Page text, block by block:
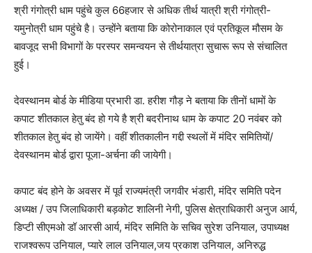
श्री गंगोत्री धाम पहुंचे कुल 66हजार से अधिक तीर्थ यात्री श्री गंगोत्री-
यमुनोत्री धाम पहुंचे है। उन्होंने बताया कि कोरोनाकाल एवं प्रतिकूल मौसम के
बावजूद सभी विभागों के परस्पर समन्वयन से तीर्थयात्रा सुचारू रूप से संचालित
हुई।
देवस्थानम बोर्ड के मीडिया प्रभारी डा. हरीश गौड़ ने बताया कि तीनों धामों के
कपाट शीतकाल हेतु बंद हो गये है श्री बदरीनाथ धाम के कपाट 20 नवंबर को
शीतकाल हेतु बंद हो जायेंगे। वहीं शीतकालीन गद्दी स्थलों में मंदिर समितियों/
देवस्थानम बोर्ड द्वारा पूजा-अर्चना की जायेगी।
कपाट बंद होने के अवसर में पूर्व राज्यमंत्री जगवीर भंडारी, मंदिर समिति पदेन
अध्यक्ष / उप जिलाधिकारी बड़कोट शालिनी नेगी, पुलिस क्षेत्राधिकारी अनुज आर्य,
डिप्टी सीएमओ डॉ आरसी आर्य, मंदिर समिति के सचिव सुरेश उनियाल, उपाध्यक्ष
राजश्वरूप उनियाल, प्यारे लाल उनियाल,जय प्रकाश उनियाल, अनिरुद्ध